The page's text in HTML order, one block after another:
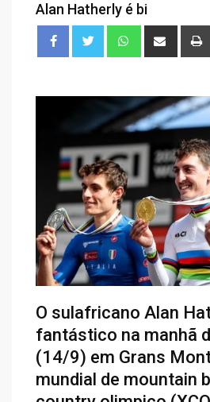
Alan Hatherly é bi
O sulafricano Alan
fantástico na manhã
(14/9) em Grans
mundial de mountain